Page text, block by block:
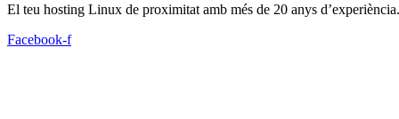
El teu hosting Linux de proximitat amb més de 20 anys d’experiència.
Facebook-f